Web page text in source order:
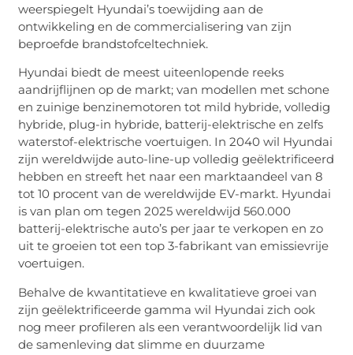
weerspiegelt Hyundai’s toewijding aan de
ontwikkeling en de commercialisering van zijn
beproefde brandstofceltechniek.
Hyundai biedt de meest uiteenlopende reeks
aandrijflijnen op de markt; van modellen met schone
en zuinige benzinemotoren tot mild hybride, volledig
hybride, plug-in hybride, batterij-elektrische en zelfs
waterstof-elektrische voertuigen. In 2040 wil Hyundai
zijn wereldwijde auto-line-up volledig geëlektrificeerd
hebben en streeft het naar een marktaandeel van 8
tot 10 procent van de wereldwijde EV-markt. Hyundai
is van plan om tegen 2025 wereldwijd 560.000
batterij-elektrische auto’s per jaar te verkopen en zo
uit te groeien tot een top 3-fabrikant van emissievrije
voertuigen.
Behalve de kwantitatieve en kwalitatieve groei van
zijn geëlektrificeerde gamma wil Hyundai zich ook
nog meer profileren als een verantwoordelijk lid van
de samenleving dat slimme en duurzame